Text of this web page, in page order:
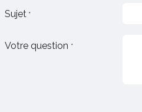
Sujet *
Votre question *